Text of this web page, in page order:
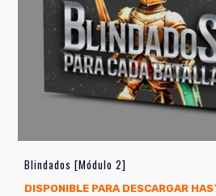
Blindados [Módulo 2]
DISPONIBLE PARA DESCARGAR